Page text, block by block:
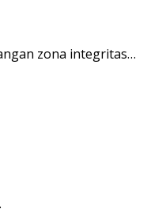
zona integritas…